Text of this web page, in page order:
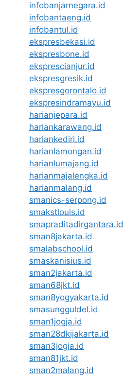
infobanjarnegara.id
infobantaeng.id
infobantul.id
ekspresbekasi.id
ekspresbone.id
eksprescianjur.id
ekspresgresik.id
ekspresgorontalo.id
ekspresindramayu.id
harianjepara.id
hariankarawang.id
hariankediri.id
harianlamongan.id
harianlumajang.id
harianmajalengka.id
harianmalang.id
smanics-serpong.id
smakstlouis.id
smapraditadirgantara.id
sman8jakarta.id
smalabschool.id
smaskanisius.id
sman2jakarta.id
sman68jkt.id
sman8yogyakarta.id
smasungguldel.id
sman1jogja.id
sman28dkijakarta.id
sman3jogja.id
sman81jkt.id
sman2malang.id